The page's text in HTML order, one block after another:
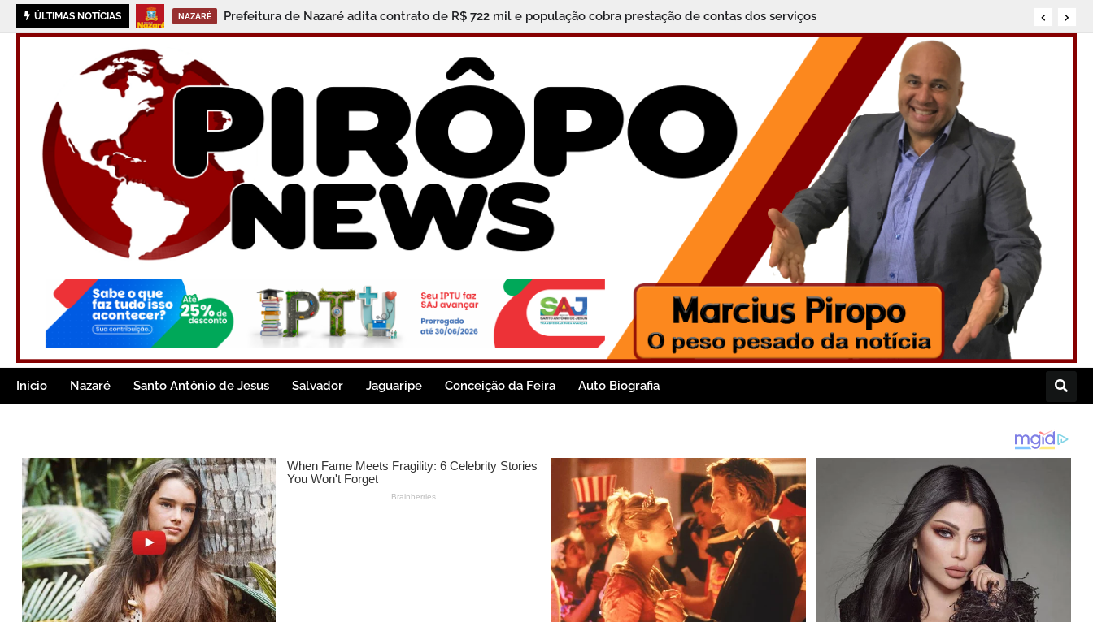
ÚLTIMAS NOTÍCIAS NAZARÉ Prefeitura de Nazaré adita contrato de R$ 722 mil e população cobra prestação de contas dos serviços
Inicio Nazaré Santo Antônio de Jesus Salvador Jaguaripe Conceição da Feira Auto Biografia